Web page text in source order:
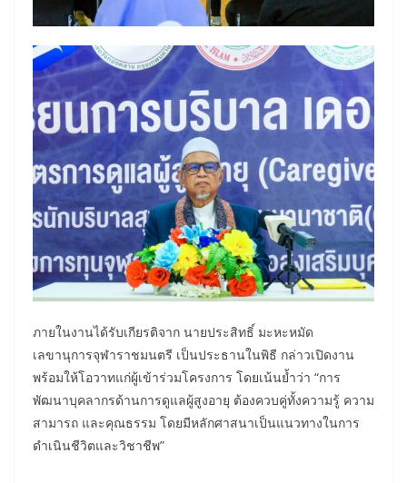
ภายในงานได้รับเกียรติจาก นายประสิทธิ์ มะหะหมัด
เลขานุการจุฬาราชมนตรี เป็นประธานในพิธี กล่าวเปิดงาน
พร้อมให้โอวาทแก่ผู้เข้าร่วมโครงการ โดยเน้นย้ำว่า “การ
พัฒนาบุคลากรด้านการดูแลผู้สูงอายุ ต้องควบคู่ทั้งความรู้ ความ
สามารถ และคุณธรรม โดยมีหลักศาสนาเป็นแนวทางในการ
ดำเนินชีวิตและวิชาชีพ”